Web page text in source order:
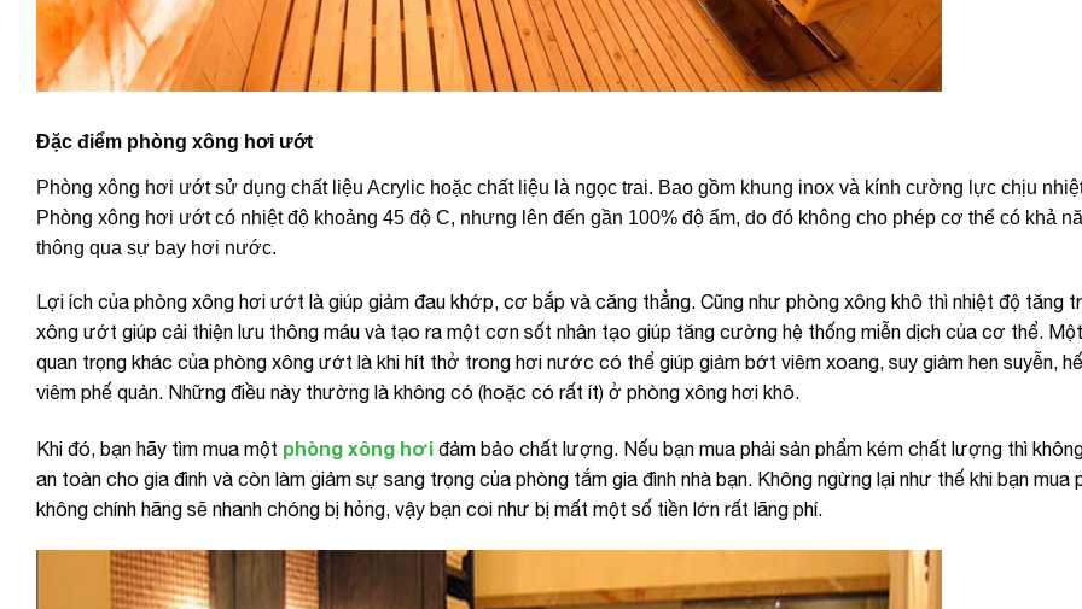
Đặc điểm phòng xông hơi ướt
Phòng xông hơi ướt sử dụng chất liệu Acrylic hoặc chất liệu là ngọc trai. Bao gồm khung inox và kính cường lực chịu
Phòng xông hơi ướt có nhiệt độ khoảng 45 độ C, nhưng lên đến gần 100% độ ẩm, do đó không cho phép cơ thể có khả
thông qua sự bay hơi nước.
Lợi ích của phòng xông hơi ướt là giúp giảm đau khớp, cơ bắp và căng thẳng. Cũng như phòng xông khô thì nhiệt độ tăng
xông ướt giúp cải thiện lưu thông máu và tạo ra một cơn sốt nhân tạo giúp tăng cường hệ thống miễn dịch của cơ thể.
quan trọng khác của phòng xông ướt là khi hít thở trong hơi nước có thể giúp giảm bớt viêm xoang, suy giảm hen suyễn,
viêm phế quản. Những điều này thường là không có (hoặc có rất ít) ở phòng xông hơi khô.
Khi đó, bạn hãy tìm mua một phòng xông hơi đảm bảo chất lượng. Nếu bạn mua phải sản phẩm kém chất lượng thì
an toàn cho gia đình và còn làm giảm sự sang trọng của phòng tắm gia đình nhà bạn. Không ngừng lại như thế khi bạn mua
không chính hãng sẽ nhanh chóng bị hỏng, vậy bạn coi như bị mất một số tiền lớn rất lãng phí.